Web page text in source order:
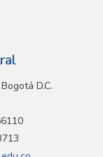
D.C.